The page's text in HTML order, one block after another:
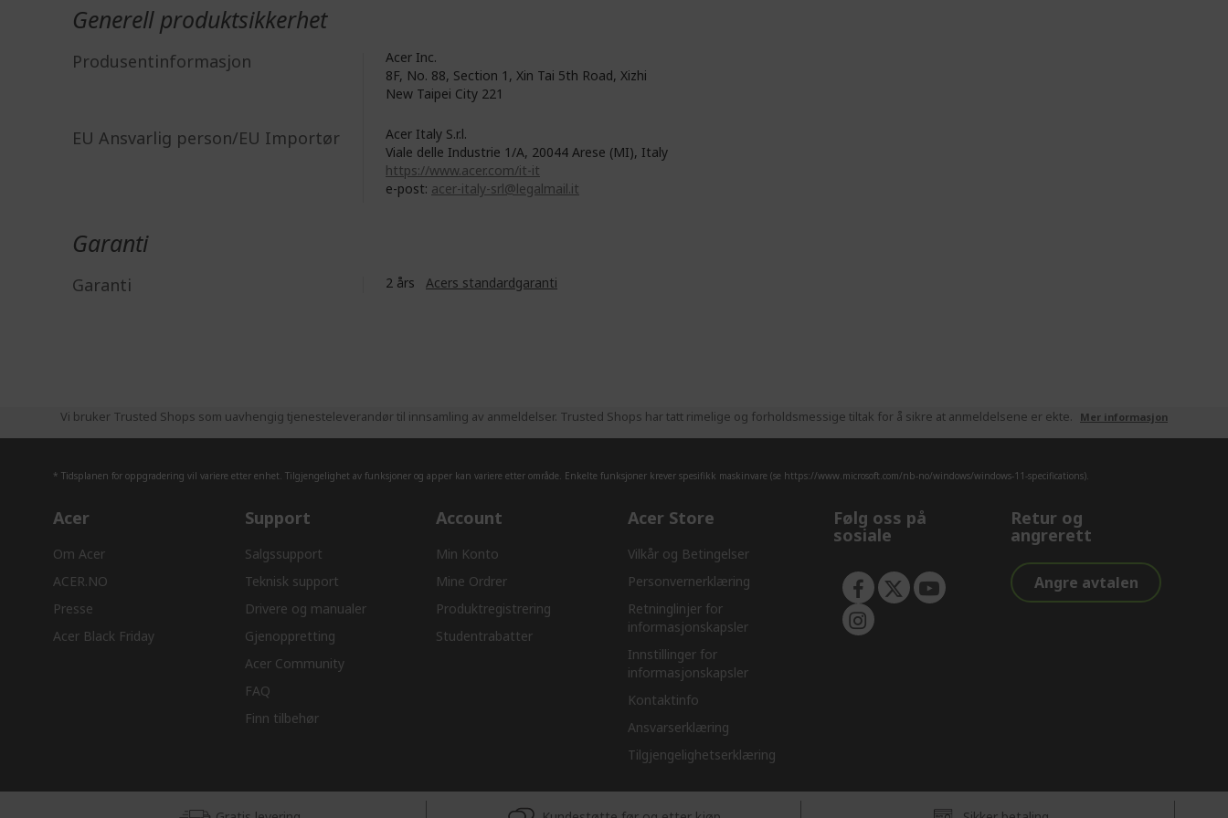
Generell produktsikkerhet
Produsentinformasjon
Acer Inc.
8F, No. 88, Section 1, Xin Tai 5th Road, Xizhi
New Taipei City 221
EU Ansvarlig person/EU Importør
Acer Italy S.r.l.
Viale delle Industrie 1/A, 20044 Arese (MI), Italy
https://www.acer.com/it-it
e-post: acer-italy-srl@legalmail.it
Garanti
Garanti 2 års Acers standardgaranti
Vi bruker Trusted Shops som uavhengig tjenesteleverandør til innsamling av anmeldelser. Trusted Shops har tatt rimelige og forholdsmessige tiltak for å sikre at anmeldelsene er ekte. Mer informasjon
* Tidsplanen for oppgradering vil variere etter enhet. Tilgjengelighet av funksjoner og apper kan variere etter område. Enkelte funksjoner krever spesifikk maskinvare (se https://www.microsoft.com/nb-no/windows/windows-11-specifications).
Acer
Om Acer
ACER.NO
Presse
Acer Black Friday
Support
Salgssupport
Teknisk support
Drivere og manualer
Gjenoppretting
Acer Community
FAQ
Finn tilbehør
Account
Min Konto
Mine Ordrer
Produktregistrering
Studentrabatter
Acer Store
Vilkår og Betingelser
Personvernerklæring
Retninglinjer for
informasjonskapsler​
Innstillinger for
informasjonskapsler
Kontaktinfo
Ansvarserklæring​
Tilgjengelighetserklæring
Følg oss på
sosiale
Retur og
angrerett
Angre avtalen